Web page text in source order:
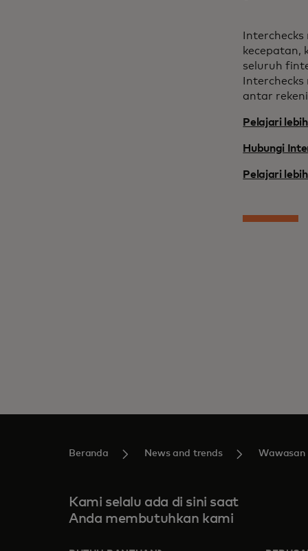
kecepatan,
seluruh
antar
Pelajari
Hubungi
Pelajari
Beranda News and trends Wawasan
Kami selalu ada di sini saat
Anda membutuhkan kami